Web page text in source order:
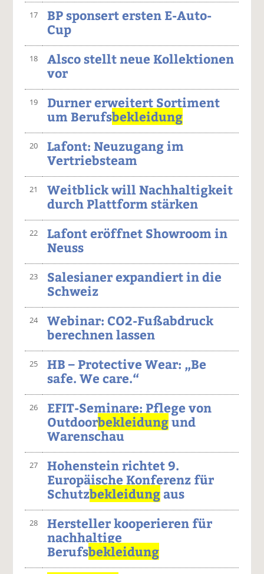
17
BP sponsert ersten E-Auto-
Cup
18
Alsco stellt neue Kollektionen
vor
19
Durner erweitert Sortiment
um Berufsbekleidung
20
Lafont: Neuzugang im
Vertriebsteam
21
Weitblick will Nachhaltigkeit
durch Plattform stärken
22
Lafont eröffnet Showroom in
Neuss
23
Salesianer expandiert in die
Schweiz
24
Webinar: CO2-Fußabdruck
berechnen lassen
25
HB – Protective Wear: „Be
safe. We care.“
26
EFIT-Seminare: Pflege von
Outdoorbekleidungund
Warenschau
27
Hohenstein richtet 9.
Europäische Konferenz für
Schutzbekleidungaus
28
Hersteller kooperieren für
nachhaltige
Berufsbekleidung